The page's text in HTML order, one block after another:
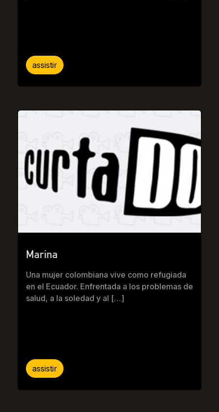
assistir
Marina
Una mujer colombiana vive como refugiada
en el Ecuador. Enfrentada a los problemas de
salud, a la soledad y al […]
assistir